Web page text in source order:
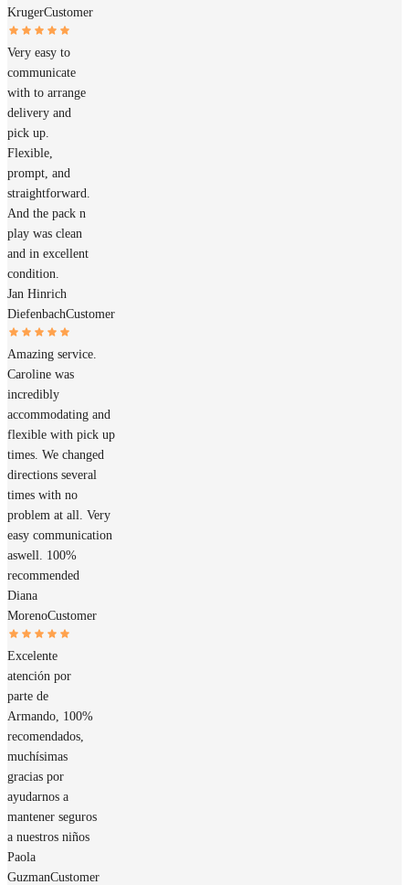
KrugerCustomer
Very easy to
communicate
with to arrange
delivery and
pick up.
Flexible,
prompt, and
straightforward.
And the pack n
play was clean
and in excellent
condition.
Jan Hinrich
DiefenbachCustomer
Amazing service.
Caroline was
incredibly
accommodating and
flexible with pick up
times. We changed
directions several
times with no
problem at all. Very
easy communication
aswell. 100%
recommended
Diana
MorenoCustomer
Excelente
atención por
parte de
Armando, 100%
recomendados,
muchísimas
gracias por
ayudarnos a
mantener seguros
a nuestros niños
Paola
GuzmanCustomer